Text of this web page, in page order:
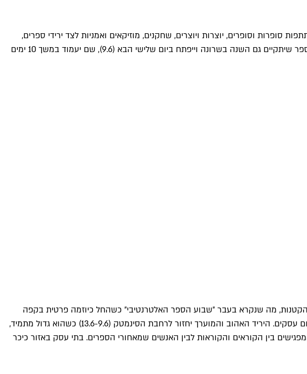
וסופרים, יוצרות ויוצרים, שחקנים, מוזיקאים ואמניות לצד ירידי ספרים,
מתחמי חוויה, מופעים, סדנות ופעילויות לכל המשפחה ברחבי העיר. גולת הכותרת היא כמובן יריד שבוע הספר שיתקיים גם השנה בשרונה וייפתח ביום שלישי הבא (9.6), שם יעמוד במשך 10 ימים
מה שנקרא בעבר ״שבוע הספר האלטרנטיבי״ כשהחל כיוזמה פרטית בקפה
שפירא והפך ל״יריד הספר של תל אביב-יפו״ כשהעירייה פרשה עליו את חסותה בסיוע הרשות לפיתוח וקידום עסקים. היריד האהוב והמוערך יחזור לרחבת הסינמטק (13.6-9.6) כשהוא גדול מתמיד,
המפגישים בין הקוראים והקוראות לבין האנשים שמאחורי הספרים. בתי עסק באזור כיכר